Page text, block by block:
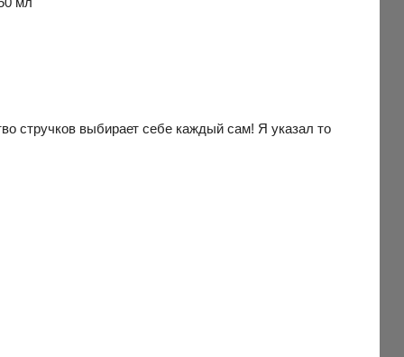
стручков выбирает себе каждый сам! Я указал то